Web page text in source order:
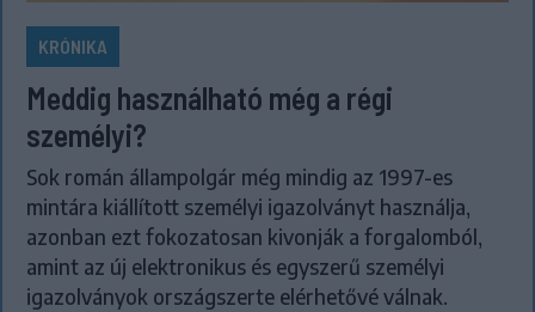
KRÓNIKA
Meddig használható még a régi
személyi?
Sok román állampolgár még mindig az 1997-es
mintára kiállított személyi igazolványt használja,
azonban ezt fokozatosan kivonják a forgalomból,
amint az új elektronikus és egyszerű személyi
igazolványok országszerte elérhetővé válnak.